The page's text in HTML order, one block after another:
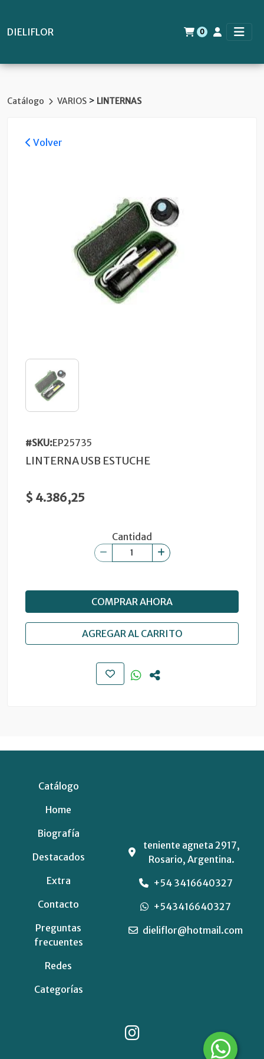
DIELIFLOR 0
Catálogo VARIOS > LINTERNAS
Volver
#SKU:EP25735
LINTERNA USB ESTUCHE
$ 4.386,25
Cantidad
COMPRAR AHORA
AGREGAR AL CARRITO
Catálogo
Home
Biografía
Destacados
Extra
Contacto
Preguntas
frecuentes
Redes
Categorías
teniente agneta 2917,
Rosario, Argentina.
+54 3416640327
+543416640327
dieliflor@hotmail.com